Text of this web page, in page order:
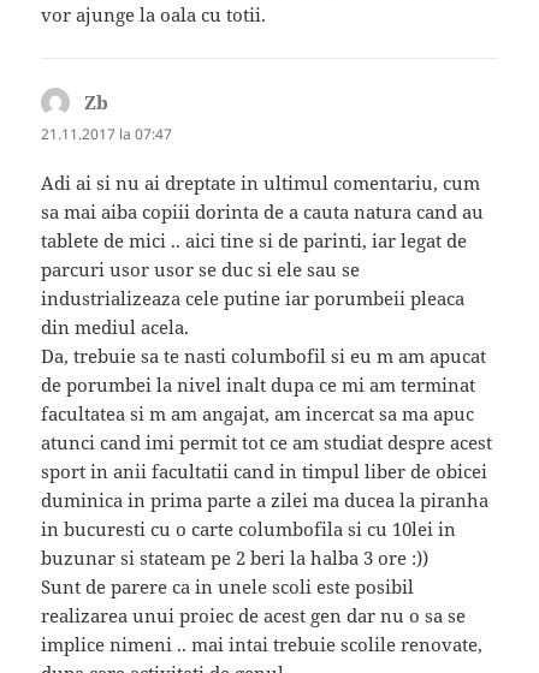
vor ajunge la oala cu totii.
Zb
21.11.2017 la 07:47
Adi ai si nu ai dreptate in ultimul comentariu, cum
sa mai aiba copiii dorinta de a cauta natura cand au
tablete de mici .. aici tine si de parinti, iar legat de
parcuri usor usor se duc si ele sau se
industrializeaza cele putine iar porumbeii pleaca
din mediul acela.
Da, trebuie sa te nasti columbofil si eu m am apucat
de porumbei la nivel inalt dupa ce mi am terminat
facultatea si m am angajat, am incercat sa ma apuc
atunci cand imi permit tot ce am studiat despre acest
sport in anii facultatii cand in timpul liber de obicei
duminica in prima parte a zilei ma ducea la piranha
in bucuresti cu o carte columbofila si cu 10lei in
buzunar si stateam pe 2 beri la halba 3 ore :))
Sunt de parere ca in unele scoli este posibil
realizarea unui proiec de acest gen dar nu o sa se
implice nimeni .. mai intai trebuie scolile renovate,